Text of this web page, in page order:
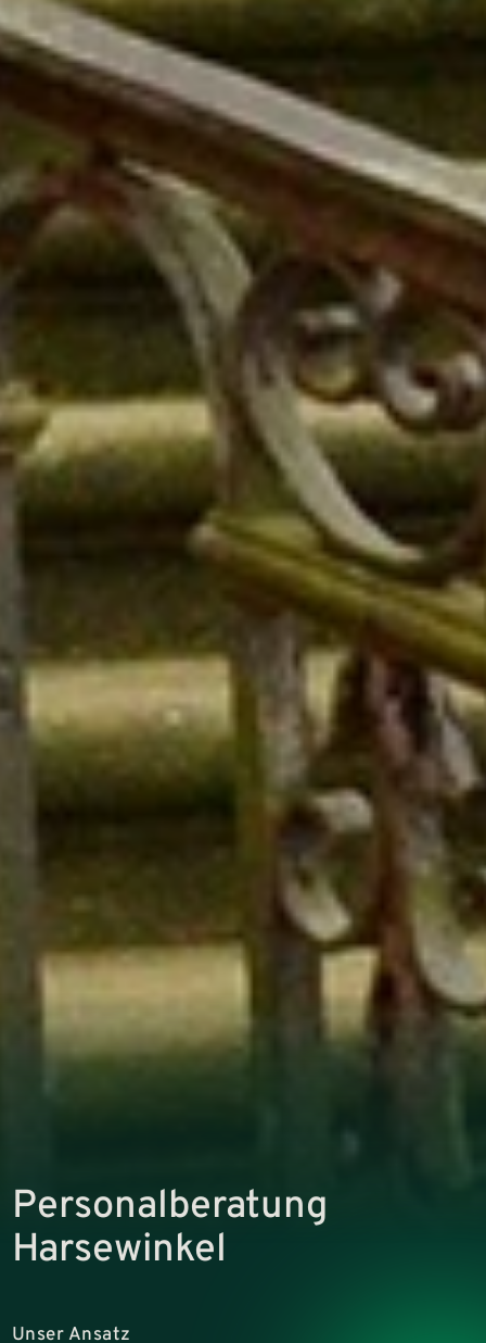
Personalberatung
Harsewinkel
Unser Ansatz